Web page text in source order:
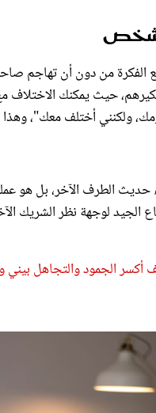
الفكرة من دون أن تهاجم
حيث يمكنك
ولكنني أختلف معك"،
حديث الطرف الآخر، بل هو
الجيد لوجهة نظر الشريك
أكسر الجمود والتجاهل